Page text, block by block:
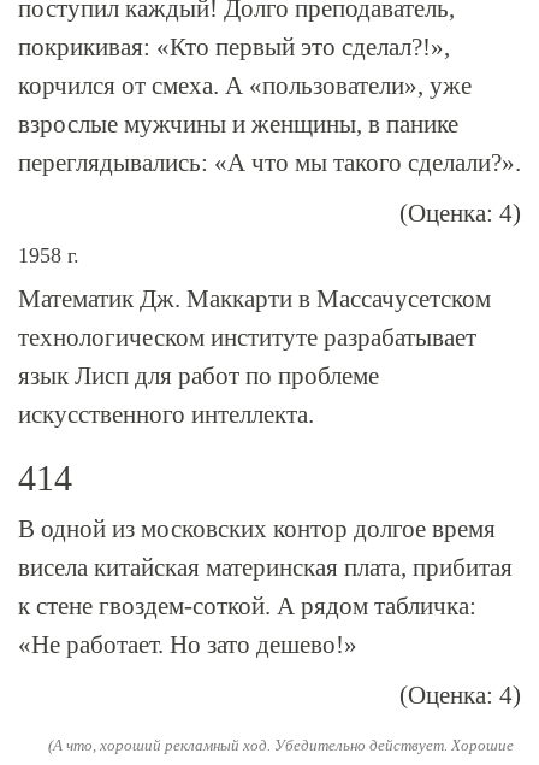
поступил каждый! Долго преподаватель,
покрикивая: «Кто первый это сделал?!»,
корчился от смеха. А «пользователи», уже
взрослые мужчины и женщины, в панике
переглядывались: «А что мы такого сделали?».
(Оценка: 4)
1958 г.
Математик Дж. Маккарти в Массачусетском
технологическом институте разрабатывает
язык Лисп для работ по проблеме
искусственного интеллекта.
414
В одной из московских контор долгое время
висела китайская материнская плата, прибитая
к стене гвоздем-соткой. А рядом табличка:
«Не работает. Но зато дешево!»
(Оценка: 4)
(А что, хороший рекламный ход. Убедительно действует. Хорошие